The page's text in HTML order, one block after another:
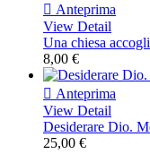
 Anteprima
View Detail
Una chiesa
8,00 €
 Anteprima
View Detail
Desiderare Dio.
25,00 €